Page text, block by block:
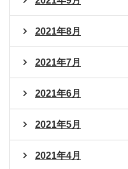
2021年8月
2021年7月
2021年6月
2021年5月
2021年4月